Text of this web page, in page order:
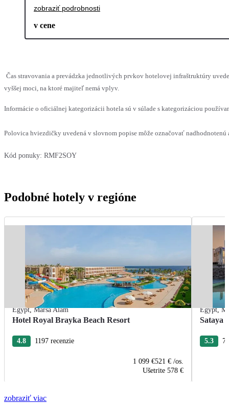
zobraziť podrobnosti
v cene
Čas stravovania a prevádzka jednotlivých prvkov hotelovej infraštruktúry
vyššej moci, na ktoré majiteľ nemá vplyv.
Informácie o oficiálnej kategorizácii hotela sú v súlade s kategorizáciou
Polovica hviezdičky uvedená v slovnom popise môže označovať
Kód ponuky: RMF2SOY
Podobné hotely v regióne
Egypt,Marsa Alam
Hotel Royal Brayka Beach Resort
4.8 1197 recenzie
1 099 €521 € /os.
Ušetrite 578 €
Egypt,
Sataya
5.3
zobraziť viac